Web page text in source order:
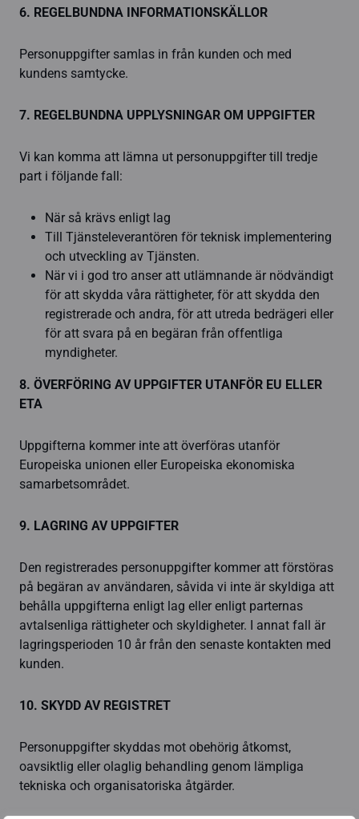
6. REGELBUNDNA INFORMATIONSKÄLLOR
Personuppgifter samlas in från kunden och med
kundens samtycke.
7. REGELBUNDNA UPPLYSNINGAR OM UPPGIFTER
Vi kan komma att lämna ut personuppgifter till tredje
part i följande fall:
När så krävs enligt lag
Till Tjänsteleverantören för teknisk implementering
och utveckling av Tjänsten.
När vi i god tro anser att utlämnande är nödvändigt
för att skydda våra rättigheter, för att skydda den
registrerade och andra, för att utreda bedrägeri eller
för att svara på en begäran från offentliga
myndigheter.
8. ÖVERFÖRING AV UPPGIFTER UTANFÖR EU ELLER
ETA
Uppgifterna kommer inte att överföras utanför
Europeiska unionen eller Europeiska ekonomiska
samarbetsområdet.
9. LAGRING AV UPPGIFTER
Den registrerades personuppgifter kommer att förstöras
på begäran av användaren, såvida vi inte är skyldiga att
behålla uppgifterna enligt lag eller enligt parternas
avtalsenliga rättigheter och skyldigheter. I annat fall är
lagringsperioden 10 år från den senaste kontakten med
kunden.
10. SKYDD AV REGISTRET
Personuppgifter skyddas mot obehörig åtkomst,
oavsiktlig eller olaglig behandling genom lämpliga
tekniska och organisatoriska åtgärder.